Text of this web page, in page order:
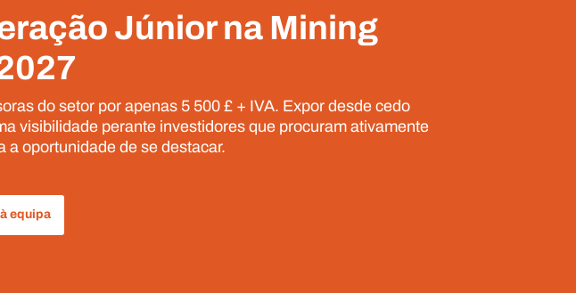
Júnior na Mining
do setor por apenas 5 500 £ + IVA. Expor desde cedo
visibilidade perante investidores que procuram ativamente
oportunidade de se destacar.
equipa